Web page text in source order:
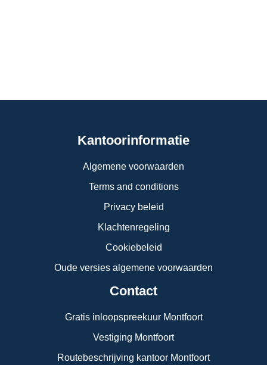
Kantoorinformatie
Algemene voorwaarden
Terms and conditions
Privacy beleid
Klachtenregeling
Cookiebeleid
Oude versies algemene voorwaarden
Contact
Gratis inloopspreekuur Montfoort
Vestiging Montfoort
Routebeschrijving kantoor Montfoort